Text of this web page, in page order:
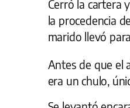
Cerró la cartera
la procedencia
marido llevó
Antes de que el
era un chulo,